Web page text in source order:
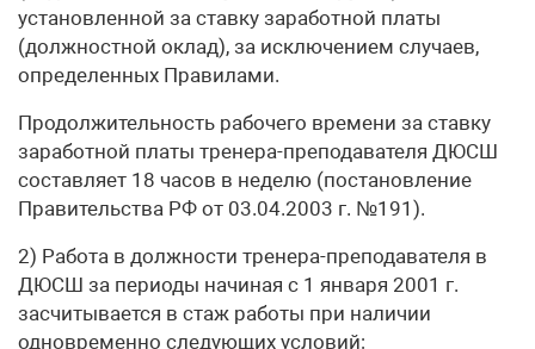
установленной за ставку заработной платы
(должностной оклад), за исключением случаев,
определенных Правилами.
Продолжительность рабочего времени за ставку
заработной платы тренера-преподавателя ДЮСШ
составляет 18 часов в неделю (постановление
Правительства РФ от 03.04.2003 г. №191).
2) Работа в должности тренера-преподавателя в
ДЮСШ за периоды начиная с 1 января 2001 г.
засчитывается в стаж работы при наличии
одновременно следующих условий: